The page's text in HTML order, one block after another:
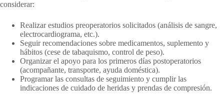
considerar:
Realizar estudios preoperatorios solicitados (análisis de sangre,
electrocardiograma, etc.).
Seguir recomendaciones sobre medicamentos, suplemento y
hábitos (cese de tabaquismo, control de peso).
Organizar el apoyo para los primeros días postoperatorios
(acompañante, transporte, ayuda doméstica).
Programar las consultas de seguimiento y cumplir las
indicaciones de cuidado de heridas y prendas de compresión.